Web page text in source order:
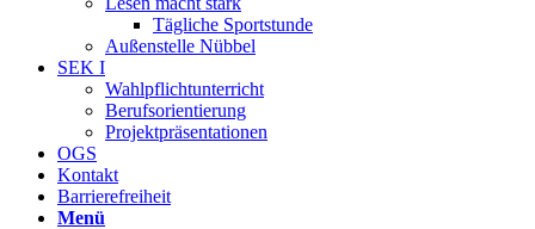
Tägliche Sportstunde
Außenstelle Nübbel
SEK I
Wahlpflichtunterricht
Berufsorientierung
Projektpräsentationen
OGS
Kontakt
Barrierefreiheit
Menü